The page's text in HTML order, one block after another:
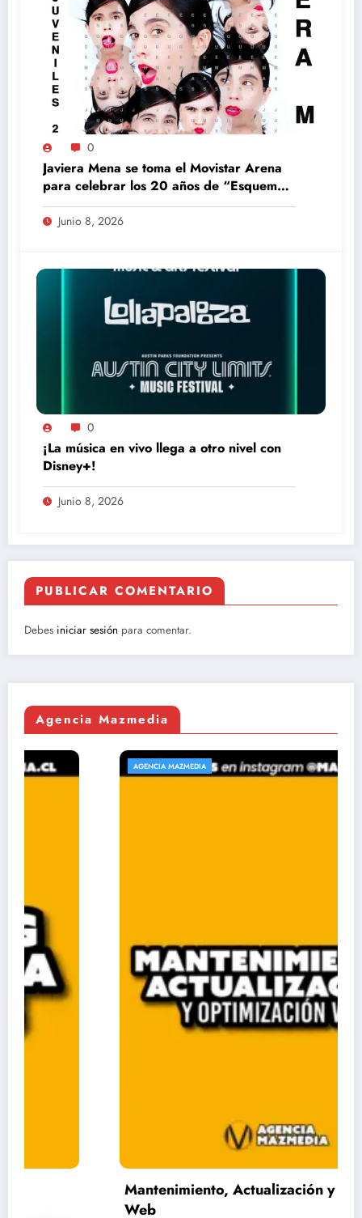
0
Javiera Mena se toma el Movistar Arena
para celebrar los 20 años de “Esquemas
Juveniles”
Junio 8, 2026
0
¡La música en vivo llega a otro nivel con
Disney+!
Junio 8, 2026
PUBLICAR COMENTARIO
Debes iniciar sesión para comentar.
Agencia Mazmedia
AGENCIA MAZMEDIA
Mantenimiento, Actualización y Optimización